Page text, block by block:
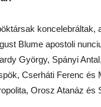
Blume apostoli
György, Spányi
Cserháti Ferenc és
Orosz Atanáz